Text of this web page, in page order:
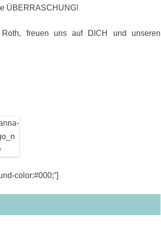
ÜBERRASCHUNG!
freuen uns auf DICH und unseren
color:#000;”]